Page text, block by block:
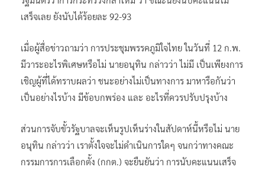
เสร็จเลย ยังนับได้ร้อยละ 92-93
เมื่อผู้สื่อข่าวถามว่า การประชุมพรรคภูมิใจไทย ในวันที่ 12 ก.พ.
มีวาระอะไรพิเศษหรือไม่ นายอนุทิน กล่าวว่า ไม่มี เป็นเพียงการ
เชิญผู้ที่ได้ทราบผลว่า ชนะอย่างไม่เป็นทางการ มาหารือกันว่า
เป็นอย่างไรบ้าง มีข้อบกพร่อง และ อะไรที่ควรปรับปรุงบ้าง
ส่วนการจับขั้วรัฐบาลจะเห็นรูปเห็นร่างในสัปดาห์นี้หรือไม่ นาย
อนุทิน กล่าวว่า เราตั้งใจจะไม่ดำเนินการใดๆ จนกว่าทางคณะ
กรรมการการเลือกตั้ง (กกต.) จะยืนยันว่า การนับคะแนนเสร็จ